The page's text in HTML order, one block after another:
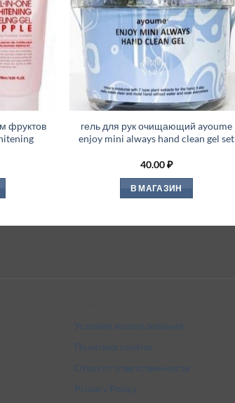
фруктов
гель для рук очищающий ayoume
enjoy mini always hand clean gel set
40.00₽
В МАГАЗИН
Условия использования
Политика cookies
Отказ от ответственности
Privacy Policy